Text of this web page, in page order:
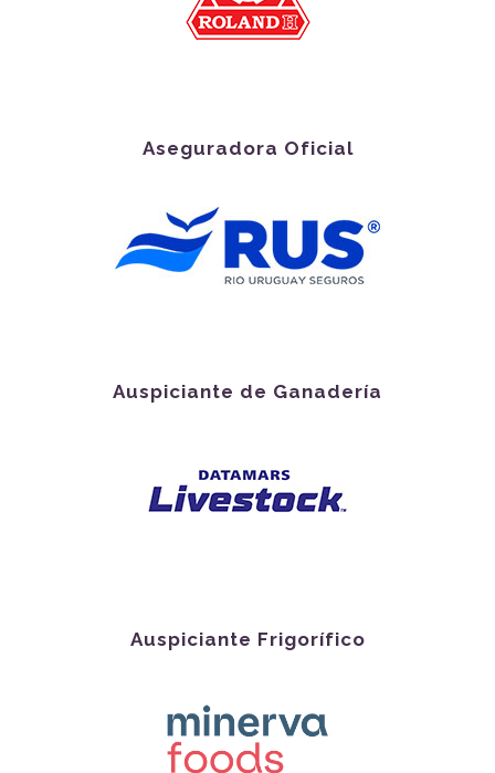
Aseguradora Oficial
Auspiciante de Ganadería
Auspiciante Frigorífico